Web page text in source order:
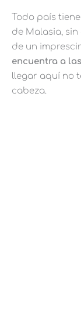
Todo país
de Malasia,
de un
encuentra a
llegar aquí no
cabeza.